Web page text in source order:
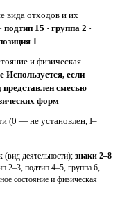
вида отходов и их
подтип 15 · группа 2 ·
1
и физическая
Используется, если
представлен смесью
форм
(0 — не установлен, I–
деятельности); знаки 2–8
2–3, подтип 4–5, группа 6,
состояние и физическая